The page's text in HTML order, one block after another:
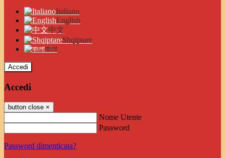
Italiano
English
中文
Shqiptare
বাংলা
Accedi
Accedi
button close ×
Nome Utente
Password
Password dimenticata?